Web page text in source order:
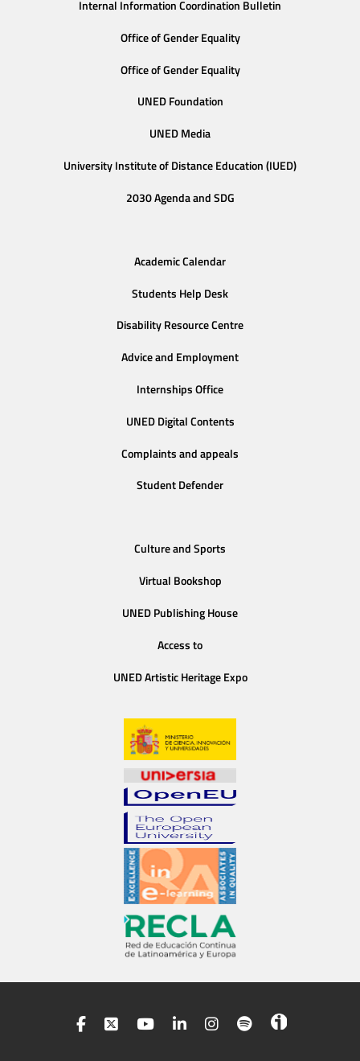
Internal Information Coordination Bulletin
Office of Gender Equality
Office of Gender Equality
UNED Foundation
UNED Media
University Institute of Distance Education (IUED)
2030 Agenda and SDG
Academic Calendar
Students Help Desk
Disability Resource Centre
Advice and Employment
Internships Office
UNED Digital Contents
Complaints and appeals
Student Defender
Culture and Sports
Virtual Bookshop
UNED Publishing House
Access to
UNED Artistic Heritage Expo